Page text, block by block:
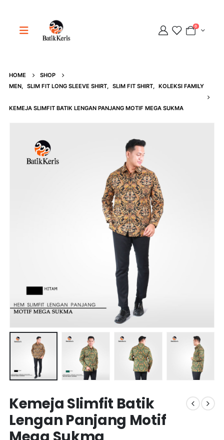
0
HOME
SHOP
MEN, SLIM FIT LONG SLEEVE SHIRT, SLIM FIT SHIRT, KOLEKSI FAMILY
KEMEJA SLIMFIT BATIK LENGAN PANJANG MOTIF MEGA SUKMA
Kemeja Slimfit Batik
Lengan Panjang Motif